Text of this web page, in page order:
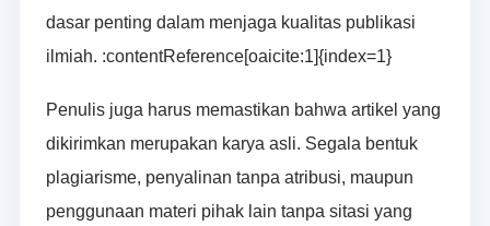
dasar penting dalam menjaga kualitas publikasi
ilmiah. :contentReference[oaicite:1]{index=1}
Penulis juga harus memastikan bahwa artikel yang
dikirimkan merupakan karya asli. Segala bentuk
plagiarisme, penyalinan tanpa atribusi, maupun
penggunaan materi pihak lain tanpa sitasi yang